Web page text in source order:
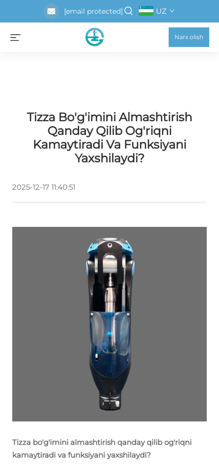
[email protected] UZ
Narx olish
Tizza Bo'g'imini Almashtirish
Qanday Qilib Og'riqni
Kamaytiradi Va Funksiyani
Yaxshilaydi?
2025-12-17 11:40:51
Tizza bo'g'imini almashtirish qanday qilib og'riqni
kamaytiradi va funksiyani yaxshilaydi?